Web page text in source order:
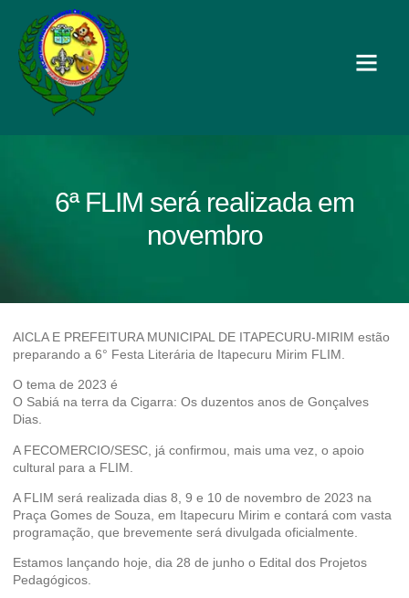
6ª FLIM será realizada em
novembro
AICLA E PREFEITURA MUNICIPAL DE ITAPECURU-MIRIM estão
preparando a 6° Festa Literária de Itapecuru Mirim FLIM.
O tema de 2023 é
O Sabiá na terra da Cigarra: Os duzentos anos de Gonçalves
Dias.
A FECOMERCIO/SESC, já confirmou, mais uma vez, o apoio
cultural para a FLIM.
A FLIM será realizada dias 8, 9 e 10 de novembro de 2023 na
Praça Gomes de Souza, em Itapecuru Mirim e contará com vasta
programação, que brevemente será divulgada oficialmente.
Estamos lançando hoje, dia 28 de junho o Edital dos Projetos
Pedagógicos.